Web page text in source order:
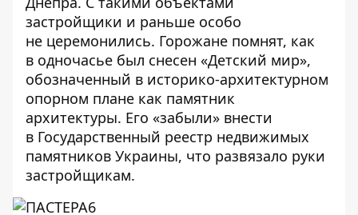
застройщики и раньше особо
не церемонились. Горожане помнят, как
в одночасье был снесен «Детский мир»,
обозначенный в историко-архитектурном
опорном плане как памятник
архитектуры. Его «забыли» внести
в Государственный реестр недвижимых
памятников Украины, что развязало руки
застройщикам.